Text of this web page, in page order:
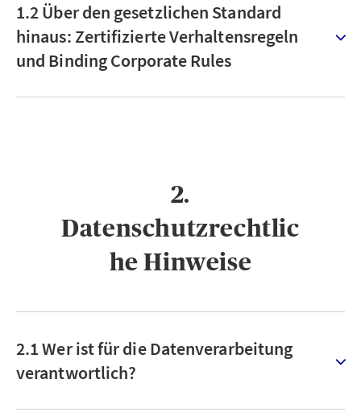
1.2 Über den gesetzlichen Standard
hinaus: Zertifizierte Verhaltensregeln
und Binding Corporate Rules
2.
Datenschutzrechtlic
he Hinweise
2.1 Wer ist für die Datenverarbeitung
verantwortlich?